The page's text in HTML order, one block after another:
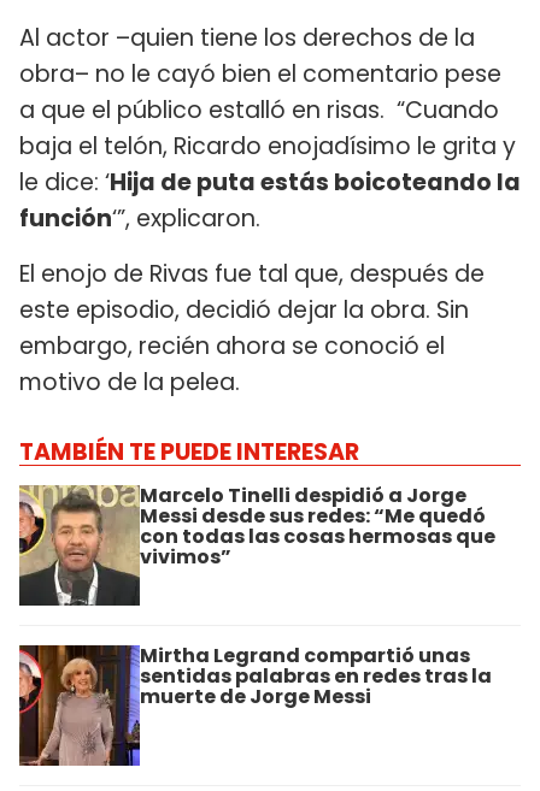
Al actor –quien tiene los derechos de la
obra– no le cayó bien el comentario pese
a que el público estalló en risas. “Cuando
baja el telón, Ricardo enojadísimo le grita y
le dice: ‘Hija de puta estás boicoteando la
función‘”, explicaron.
El enojo de Rivas fue tal que, después de
este episodio, decidió dejar la obra. Sin
embargo, recién ahora se conoció el
motivo de la pelea.
TAMBIÉN TE PUEDE INTERESAR
Marcelo Tinelli despidió a Jorge
Messi desde sus redes: “Me quedó
con todas las cosas hermosas que
vivimos”
Mirtha Legrand compartió unas
sentidas palabras en redes tras la
muerte de Jorge Messi